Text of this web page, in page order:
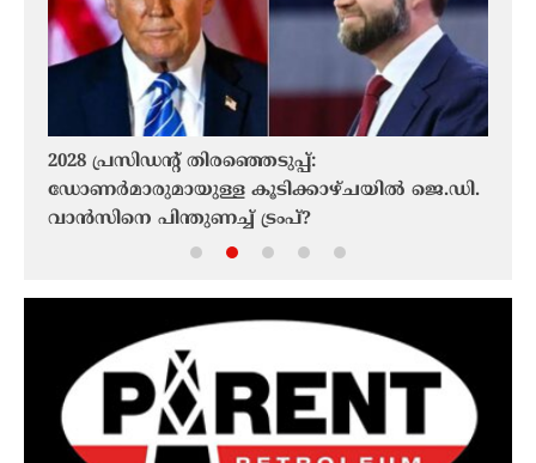
2028 പ്രസിഡന്റ് തിരഞ്ഞെടുപ്പ്:
ഡോണർമാരുമായുള്ള കൂടിക്കാഴ്ചയിൽ ജെ.ഡി.
വാൻസിനെ പിന്തുണച്ച് ട്രംപ്?